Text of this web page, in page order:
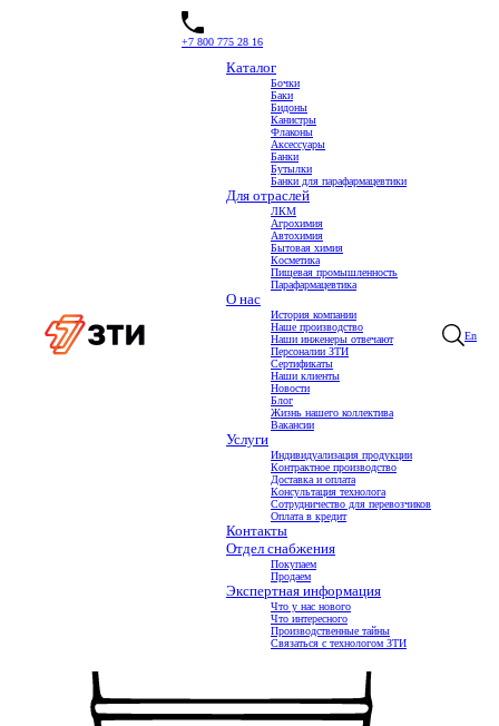
+7 800 775 28 16
Каталог
Бочки
Баки
Бидоны
Канистры
Флаконы
Аксессуары
Банки
Бутылки
Банки для парафармацевтики
Для отраслей
ЛКМ
Агрохимия
Автохимия
Бытовая химия
Косметика
Пищевая промышленность
Парафармацевтика
О нас
История компании
Наше производство
Наши инженеры отвечают
Персоналии ЗТИ
Сертификаты
Наши клиенты
Новости
Блог
Жизнь нашего коллектива
Вакансии
Услуги
Индивидуализация продукции
Контрактное производство
Доставка и оплата
Консультация технолога
Сотрудничество для перевозчиков
Оплата в кредит
Контакты
Отдел снабжения
Покупаем
Продаем
Экспертная информация
Что у нас нового
Что интересного
Производственные тайны
Связаться с технологом ЗТИ
En
Каталог пластиковой тары